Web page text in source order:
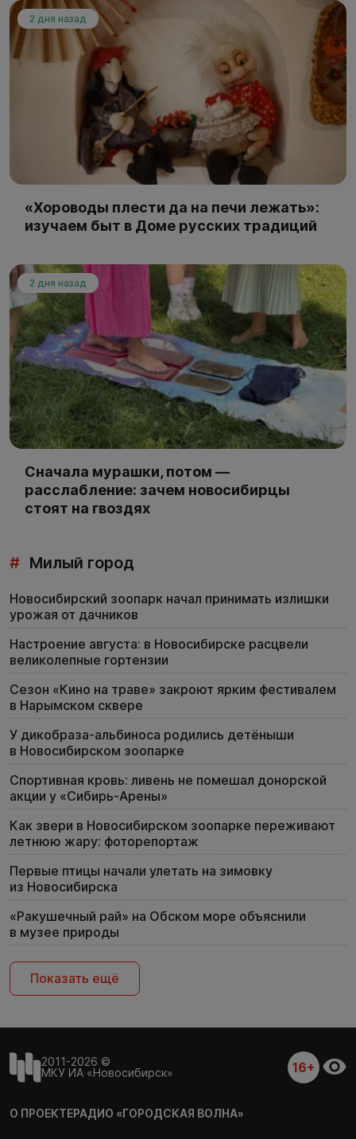
2 дня назад
«Хороводы плести да на печи лежать»:
изучаем быт в Доме русских традиций
2 дня назад
Сначала мурашки, потом —
расслабление: зачем новосибирцы
стоят на гвоздях
# Милый город
Новосибирский зоопарк начал принимать излишки
урожая от дачников
Настроение августа: в Новосибирске расцвели
великолепные гортензии
Сезон «Кино на траве» закроют ярким фестивалем
в Нарымском сквере
У дикобраза-альбиноса родились детёныши
в Новосибирском зоопарке
Спортивная кровь: ливень не помешал донорской
акции у «Сибирь-Арены»
Как звери в Новосибирском зоопарке переживают
летнюю жару: фоторепортаж
Первые птицы начали улетать на зимовку
из Новосибирска
«Ракушечный рай» на Обском море объяснили
в музее природы
Показать ещё
2011-2026 ©
МКУ ИА «Новосибирск»
16+
О ПРОЕКТЕРАДИО «ГОРОДСКАЯ ВОЛНА»